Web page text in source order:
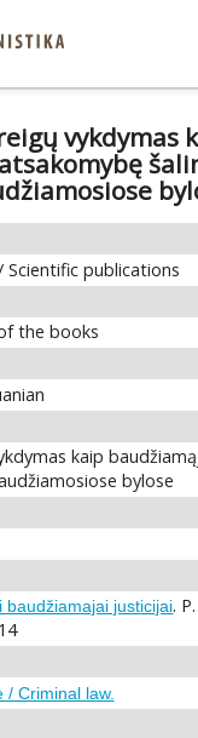
vykdymas
publications
the books
kaip
bylose
baudžiamajai justicijai.
/ Criminal law.